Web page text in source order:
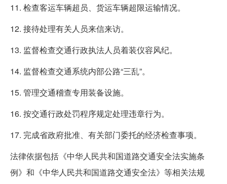
11. 检查客运车辆超员、货运车辆超限运输情况。
12. 接待处理有关人员来信来访。
13. 监督检查交通行政执法人员着装仪容风纪。
14. 监督检查交通系统内部公路“三乱”。
15. 管理交通稽查专用装备设施。
16. 按交通行政处罚程序规定处理违章行为。
17. 完成省政府批准、有关部门委托的经济检查事项。
法律依据包括《中华人民共和国道路交通安全法实施条
例》和《中华人民共和国道路交通安全法》等相关法规